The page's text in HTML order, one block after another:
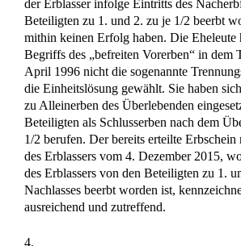
der Erblasser infolge Eintritts des
Beteiligten zu 1. und 2. zu je 1/2 beerbt
mithin keinen Erfolg haben. Die Eheleute
Begriffs des „befreiten Vorerben“ in dem
April 1996 nicht die sogenannte
die Einheitslösung gewählt. Sie haben
zu Alleinerben des Überlebenden
Beteiligten als Schlusserben nach dem
1/2 berufen. Der bereits erteilte Erbschein
des Erblassers vom 4. Dezember 2015,
des Erblassers von den Beteiligten zu 1.
Nachlasses beerbt worden ist,
ausreichend und zutreffend.
4.